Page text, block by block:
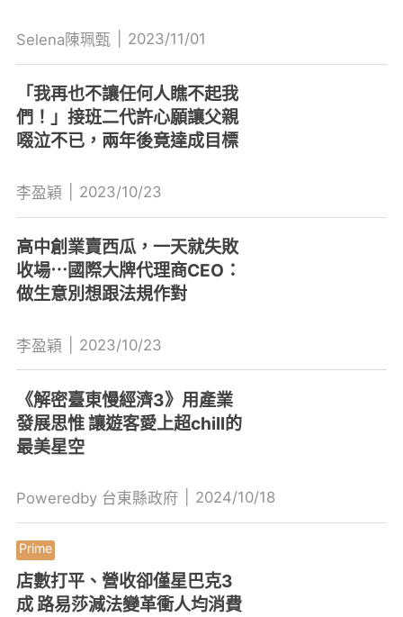
Selena陳珮甄 2023/11/01
「我再也不讓任何人瞧不起我
們！」接班二代許心願讓父親
啜泣不已，兩年後竟達成目標
李盈穎 2023/10/23
高中創業賣西瓜，一天就失敗
收場⋯國際大牌代理商CEO：
做生意別想跟法規作對
李盈穎 2023/10/23
《解密臺東慢經濟3》用產業
發展思惟 讓遊客愛上超chill的
最美星空
Poweredby 台東縣政府 2024/10/18
店數打平、營收卻僅星巴克3
成 路易莎減法變革衝人均消費